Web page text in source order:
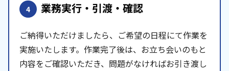
4 業務実行・引渡・確認
ご納得いただけましたら、ご希望の日程にて作業を
実施いたします。作業完了後は、お立ち会いのもと
内容をご確認いただき、問題がなければお引き渡し